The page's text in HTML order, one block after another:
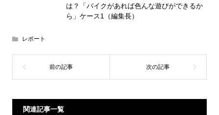
は？「バイクがあれば色んな遊びができるか
ら」ケース1（編集長）
レポート
関連記事一覧